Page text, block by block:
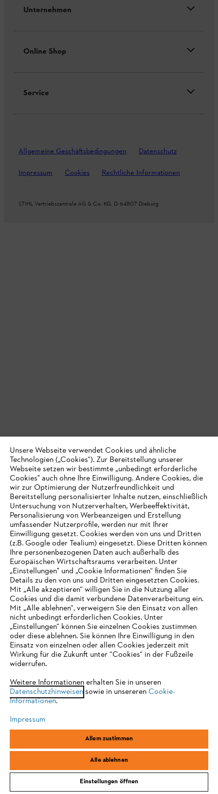
Unternehmen
Online Shop
Service
Allgemeine Geschäftsbedingungen Datenschutz
Impressum Cookies Rechtliche Informationen
STIHL Vertriebszentrale AG & Co. KG, D-64807 Dieburg
IHR BROWSER WIRD NICHT
UNTERSTÜTZT
eine optimale Nutzung unserer Seite empfehlen wir Ihnen, zu
einem der folgenden Browser zu wechseln:
Firefox Chrome
Unsere Webseite verwendet Cookies und ähnliche
Technologien („Cookies“). Zur Bereitstellung unserer
Webseite setzen wir bestimmte „unbedingt erforderliche
Cookies" auch ohne Ihre Einwilligung. Andere Cookies, die
wir zur Optimierung der Nutzerfreundlichkeit und
Bereitstellung personalisierter Inhalte nutzen, einschließlich
Untersuchung von Nutzerverhalten, Werbeeffektivität,
Personalisierung von Werbeanzeigen und Erstellung
umfassender Nutzerprofile, werden nur mit Ihrer
Einwilligung gesetzt. Cookies werden von uns und Dritten
(z.B. Google oder Tealium) eingesetzt. Diese Dritten können
Ihre personenbezogenen Daten auch außerhalb des
Europäischen Wirtschaftsraums verarbeiten. Unter
„Einstellungen" und „Cookie Informationen“ finden Sie
Details zu den von uns und Dritten eingesetzten Cookies.
Mit „Alle akzeptieren“ willigen Sie in die Nutzung aller
Cookies und die damit verbundene Datenverarbeitung ein.
Mit „Alle ablehnen“, verweigern Sie den Einsatz von allen
nicht unbedingt erforderlichen Cookies. Unter
„Einstellungen“ können Sie einzelnen Cookies zustimmen
oder diese ablehnen. Sie können Ihre Einwilligung in den
Einsatz von einzelnen oder allen Cookies jederzeit mit
Wirkung für die Zukunft unter “Cookies“ in der Fußzeile
widerrufen.
Weitere Informationen erhalten Sie in unseren
Datenschutzhinweisensowie in unsereren Cookie-
Informationen.
Impressum
Allem zustimmen
Alle ablehnen
Einstellungen öffnen